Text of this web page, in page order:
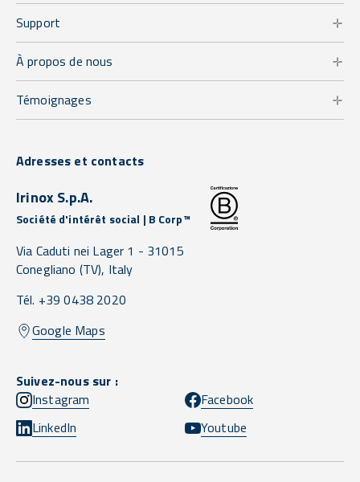
Support
À propos de nous
Témoignages
Adresses et contacts
Irinox S.p.A.
Société d'intérêt social | B Corp™
Via Caduti nei Lager 1 - 31015
Conegliano (TV), Italy
Tél. +39 0438 2020
Google Maps
Suivez-nous sur :
Instagram
Facebook
LinkedIn
Youtube